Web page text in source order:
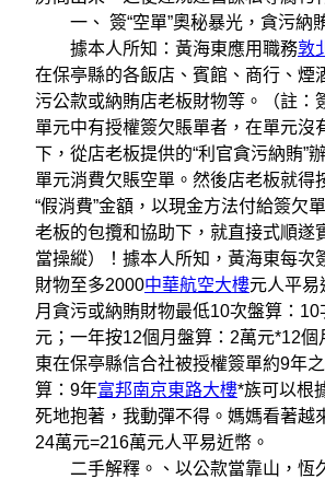
一、 簽“空單”奧秘暴光，貪污納
據本人所知：黃海東應用職務敦
在保亭縣的各飯店、賓館、商行、煙
污公款或納賄店老板財物等。（註：
單元中有授權簽欠賬單者，在單元沒
下，從店老板提供的“利官貪污納賄”
單元消費欠賬空單。然後店老板就得
“假消費”金額，以現金方法付給簽欠
老板的包攬和協助下，就直接式順遂
當操縱）！據本人所知，黃海東每次
財物至多2000中華航空大樓元人平易
月貪污或納賄財物最低10次盤算：10
元；一年按12個月盤算：2萬元*12個
東在保亭縣信合社被授權簽單約9年
算：9年富邦南京東路大樓*族可以根
死地抱著，我動彈不得。媽媽看著越
24萬元=216萬元人平易近幣。
二手解釋。、以公款當靠山，恆